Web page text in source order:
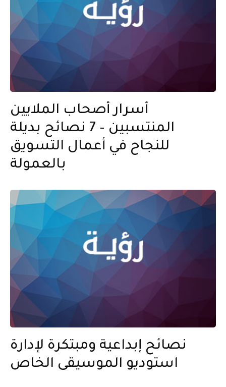
أسرار أصحاب الملايين
المنتسبين – 7 نصائح بديلة
للنجاح في أعمال التسويق
بالعمولة
نصائح إبداعية ومبتكرة لإدارة
استوديو الموسيقى الخاص